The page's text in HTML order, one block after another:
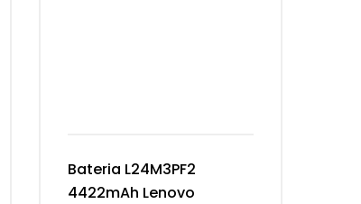
Bateria L24M3PF2
4422mAh Lenovo